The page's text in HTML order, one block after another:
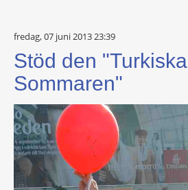
fredag, 07 juni 2013 23:39
Stöd den "Turkiska
Sommaren"